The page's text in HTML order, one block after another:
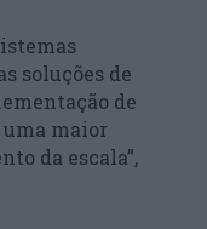
soluções de
de
uma maior
da escala”,